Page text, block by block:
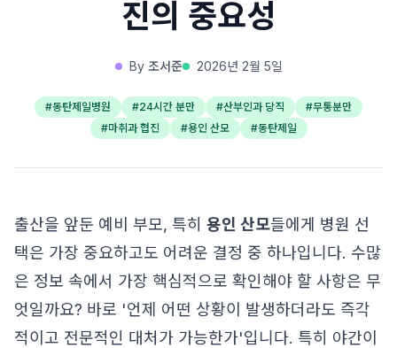
진의 중요성
By 조서준 2026년 2월 5일
#동탄제일병원 #24시간 분만 #산부인과 당직 #무통분만
#마취과 협진 #용인 산모 #동탄제일
출산을 앞둔 예비 부모, 특히 용인 산모들에게 병원 선
택은 가장 중요하고도 어려운 결정 중 하나입니다. 수많
은 정보 속에서 가장 핵심적으로 확인해야 할 사항은 무
엇일까요? 바로 '언제 어떤 상황이 발생하더라도 즉각
적이고 전문적인 대처가 가능한가'입니다. 특히 야간이